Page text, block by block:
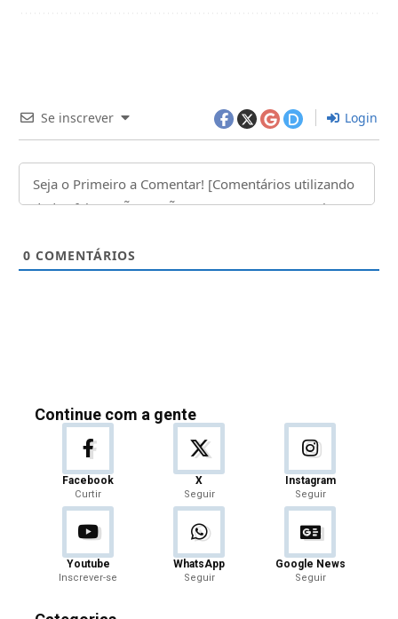
Se inscrever Login
0 COMENTÁRIOS
Continue com a gente
Facebook
Curtir
X
Seguir
Instagram
Seguir
Youtube
Inscrever-se
WhatsApp
Seguir
Google News
Seguir